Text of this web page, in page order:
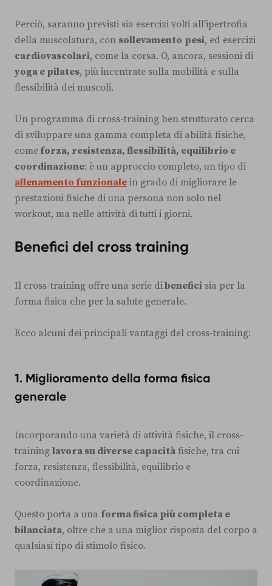
Perciò, saranno previsti sia esercizi volti all'ipertrofia
della muscolatura, con sollevamento pesi, ed esercizi
cardiovascolari, come la corsa. O, ancora, sessioni di
yoga e pilates, più incentrate sulla mobilità e sulla
flessibilità dei muscoli.
Un programma di cross-training ben strutturato cerca
di sviluppare una gamma completa di abilità fisiche,
come forza, resistenza, flessibilità, equilibrio e
coordinazione: è un approccio completo, un tipo di
allenamento funzionale in grado di migliorare le
prestazioni fisiche di una persona non solo nel
workout, ma nelle attività di tutti i giorni.
Benefici del cross training
Il cross-training offre una serie dibenefici sia per la
forma fisica che per la salute generale.
Ecco alcuni dei principali vantaggi del cross-training:
1. Miglioramento della forma fisica
generale
Incorporando una varietà di attività fisiche, il cross-
training lavora su diverse capacità fisiche, tra cui
forza, resistenza, flessibilità, equilibrio e
coordinazione.
Questo porta a una forma fisica più completa e
bilanciata, oltre che a una miglior risposta del corpo a
qualsiasi tipo di stimolo fisico.